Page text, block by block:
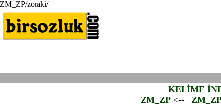
ZM_ZP/zoraki/
KELİME
ZM_ZP <-- ZM_ZP